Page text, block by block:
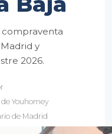
compraventa
y
2026.
Youhomey
de Madrid